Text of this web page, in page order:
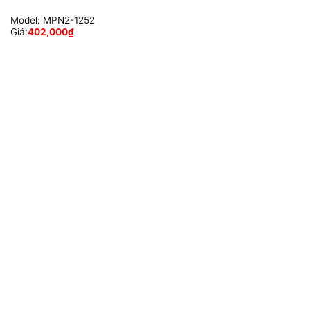
Model: MPN2-1252
Giá:402,000₫